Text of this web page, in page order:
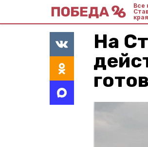
Все
края
На